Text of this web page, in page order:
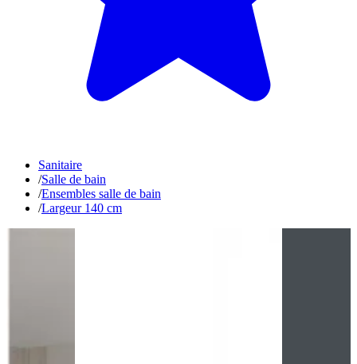
Sanitaire
/Salle de bain
/Ensembles salle de bain
/Largeur 140 cm